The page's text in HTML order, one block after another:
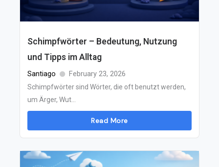
Schimpfwörter – Bedeutung, Nutzung
und Tipps im Alltag
Santiago February 23, 2026
Schimpfwörter sind Wörter, die oft benutzt werden,
um Ärger, Wut...
Read More